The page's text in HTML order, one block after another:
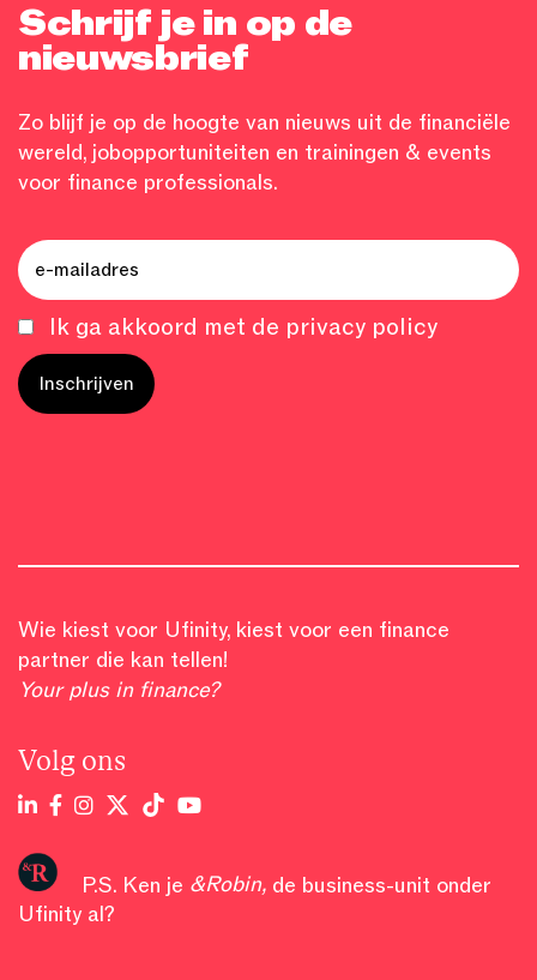
Schrijf je in op de
nieuwsbrief
Zo blijf je op de hoogte van nieuws uit de financiële
wereld, jobopportuniteiten en trainingen & events
voor finance professionals.
Ik ga akkoord met de privacy policy
Wie kiest voor Ufinity, kiest voor een finance
partner die kan tellen!
Your plus in finance?
Volg ons
P.S. Ken je &Robin, de business-unit onder
Ufinity al?